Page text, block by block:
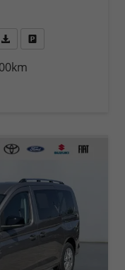
Sie an
Fahrzeugexposé (PDF)